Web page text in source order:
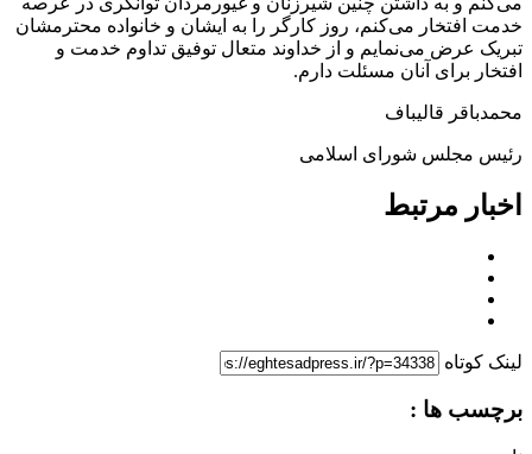
خدمت افتخار می‌کنم، روز کارگر را به ایشان و خانواده محترمشان
تبریک عرض می‌نمایم و از خداوند متعال توفیق تداوم خدمت و
افتخار برای آنان مسئلت دارم.
محمدباقر قالیباف
رئیس مجلس شورای اسلامی
اخبار مرتبط
لینک کوتاه
برچسب ها :